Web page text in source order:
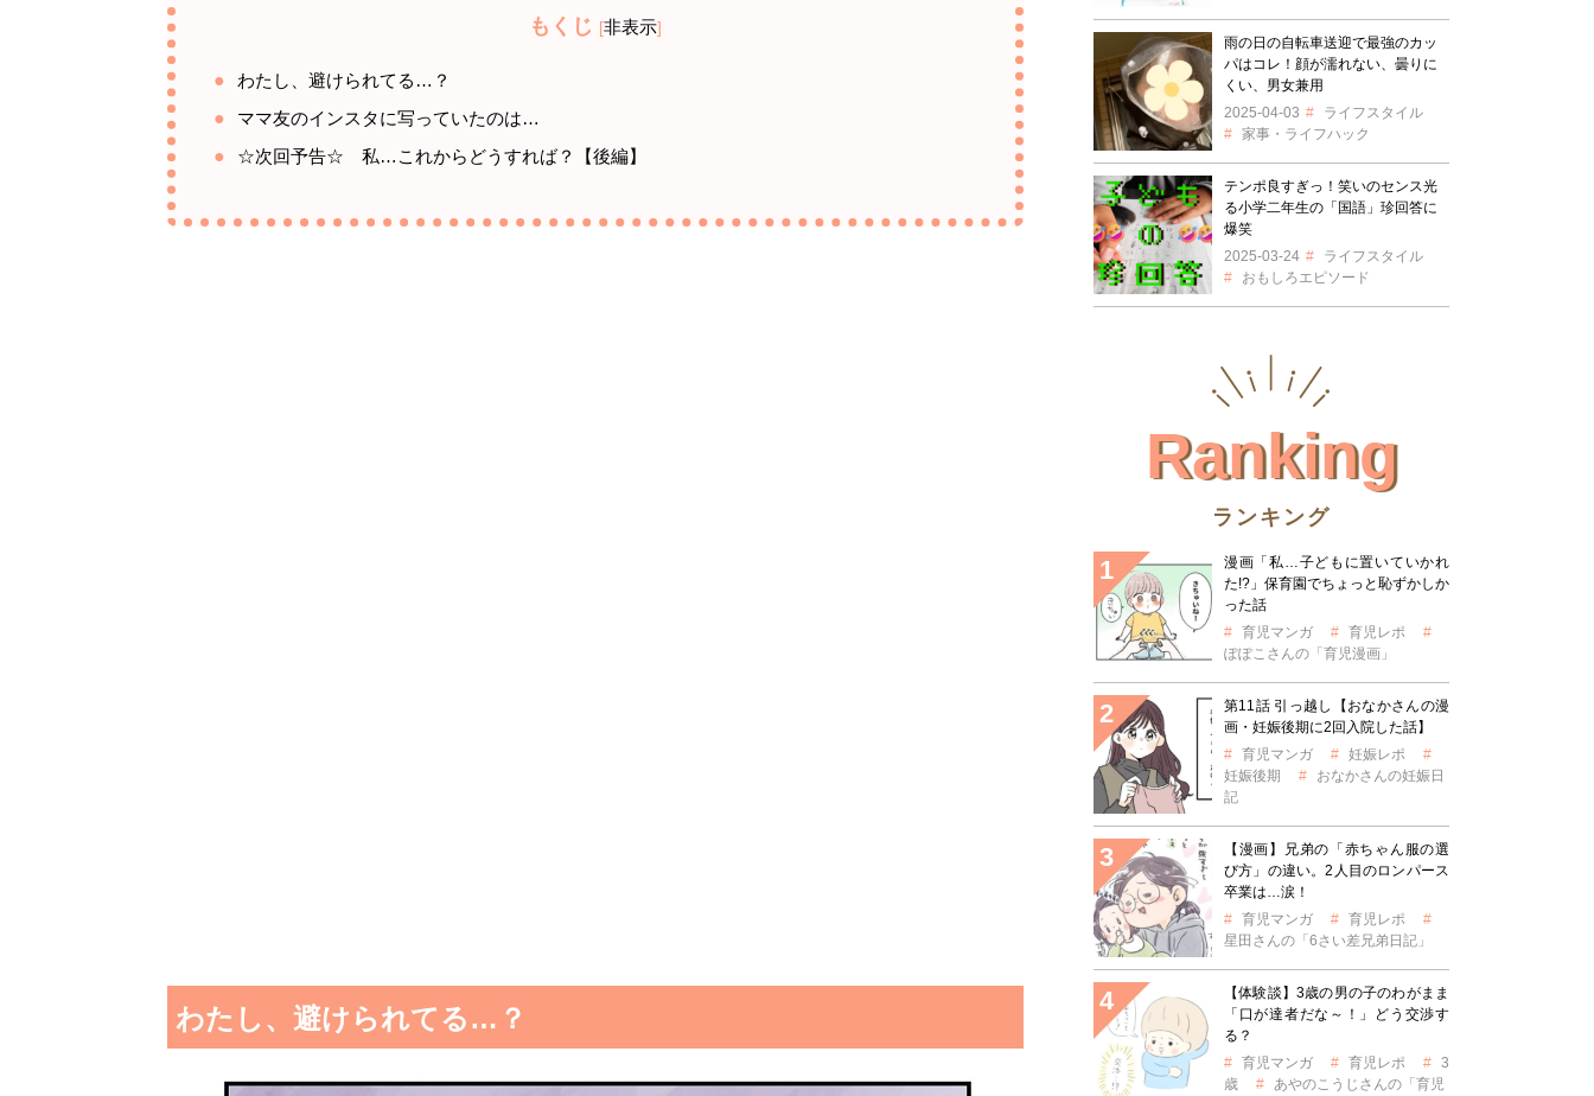
もくじ [非表示]
わたし、避けられてる…？
ママ友のインスタに写っていたのは…
☆次回予告☆ 私…これからどうすれば？【後編】
わたし、避けられてる…？
雨の日の自転車送迎で最強のカッ
パはコレ！顔が濡れない、曇りに
くい、男女兼用
2025-04-03
ライフスタイル
家事・ライフハック
テンポ良すぎっ！笑いのセンス光
る小学二年生の「国語」珍回答に
爆笑
2025-03-24
ライフスタイル
おもしろエピソード
Ranking
ランキング
漫画「私…子どもに置いていかれ
た!?」保育園でちょっと恥ずかしか
った話
育児マンガ
育児レポ
ぽぽこさんの「育児漫画」
第11話 引っ越し【おなかさんの漫
画・妊娠後期に2回入院した話】
育児マンガ
妊娠レポ
妊娠後期
おなかさんの妊娠日
記
【漫画】兄弟の「赤ちゃん服の選
び方」の違い。2人目のロンパース
卒業は…涙！
育児マンガ
育児レポ
星田さんの「6さい差兄弟日記」
【体験談】3歳の男の子のわがまま
「口が達者だな～！」どう交渉す
る？
育児マンガ
育児レポ
3
歳
あやのこうじさんの「育児